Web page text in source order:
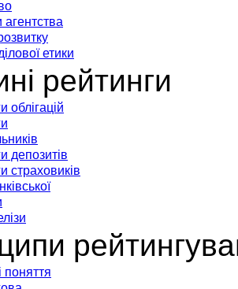
агентства
етики
рейтинги
облігацій
депозитів
страховиків
поняття